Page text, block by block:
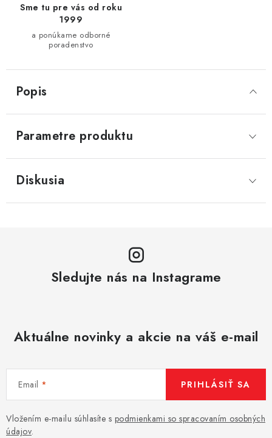
Sme tu pre vás od roku
1999
a ponúkame odborné
poradenstvo
Popis
Parametre produktu
Diskusia
Sledujte nás na Instagrame
Aktuálne novinky a akcie na váš e-mail
Email
Vložením e-mailu súhlasíte s podmienkami so spracovaním osobných
údajov.
PRIHLÁSIŤ SA